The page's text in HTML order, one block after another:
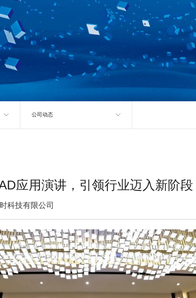
公司动态
应用演讲，引领行业迈入新阶段
科技有限公司